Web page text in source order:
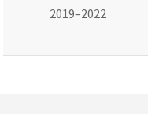
2019–2022